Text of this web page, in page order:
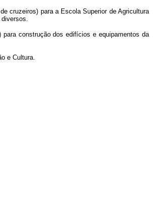
cruzeiros) para a Escola Superior de Agricultura
construção dos edifícios e equipamentos da
e Cultura.